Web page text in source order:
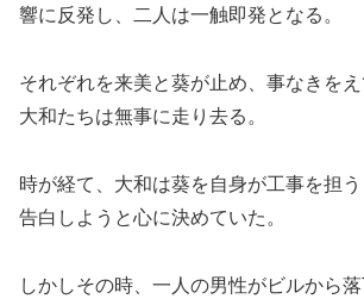
響に反発し、二人は一触即発となる。
それぞれを来美と葵が止め、事なきをえ
大和たちは無事に走り去る。
時が経て、大和は葵を自身が工事を担う
告白しようと心に決めていた。
しかしその時、一人の男性がビルから落